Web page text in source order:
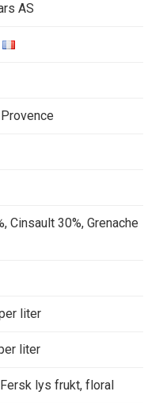
AS
Cinsault 30%, Grenache
liter
liter
lys frukt, floral